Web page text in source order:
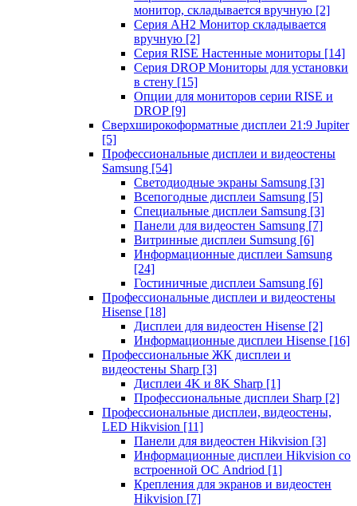
монитор, складывается вручную [2]
Серия AH2 Монитор складывается
вручную [2]
Серия RISE Настенные мониторы [14]
Серия DROP Мониторы для установки
в стену [15]
Опции для мониторов серии RISE и
DROP [9]
Сверхширокоформатные дисплеи 21:9 Jupiter
[5]
Профессиональные дисплеи и видеостены
Samsung [54]
Светодиодные экраны Samsung [3]
Всепогодные дисплеи Samsung [5]
Специальные дисплеи Samsung [3]
Панели для видеостен Samsung [7]
Витринные дисплеи Sumsung [6]
Информационные дисплеи Samsung
[24]
Гостиничные дисплеи Samsung [6]
Профессиональные дисплеи и видеостены
Hisense [18]
Дисплеи для видеостен Hisense [2]
Информационные дисплеи Hisense [16]
Профессиональные ЖК дисплеи и
видеостены Sharp [3]
Дисплеи 4K и 8K Sharp [1]
Профессиональные дисплеи Sharp [2]
Профессиональные дисплеи, видеостены,
LED Hikvision [11]
Панели для видеостен Hikvision [3]
Информационные дисплеи Hikvision со
встроенной ОС Andriod [1]
Крепления для экранов и видеостен
Hikvision [7]